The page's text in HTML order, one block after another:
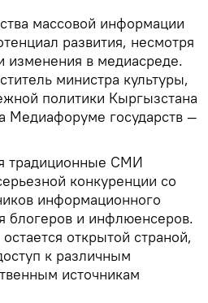
массовой информации
развития, несмотря
изменения в медиасреде.
министра культуры,
политики Кыргызстана
Медиафоруме государств —
традиционные СМИ
конкуренции со
информационного
блогеров и инфлюенсеров.
открытой страной,
к различным
источникам